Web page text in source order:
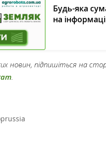
Будь-яка
на
новин, підпишіться на